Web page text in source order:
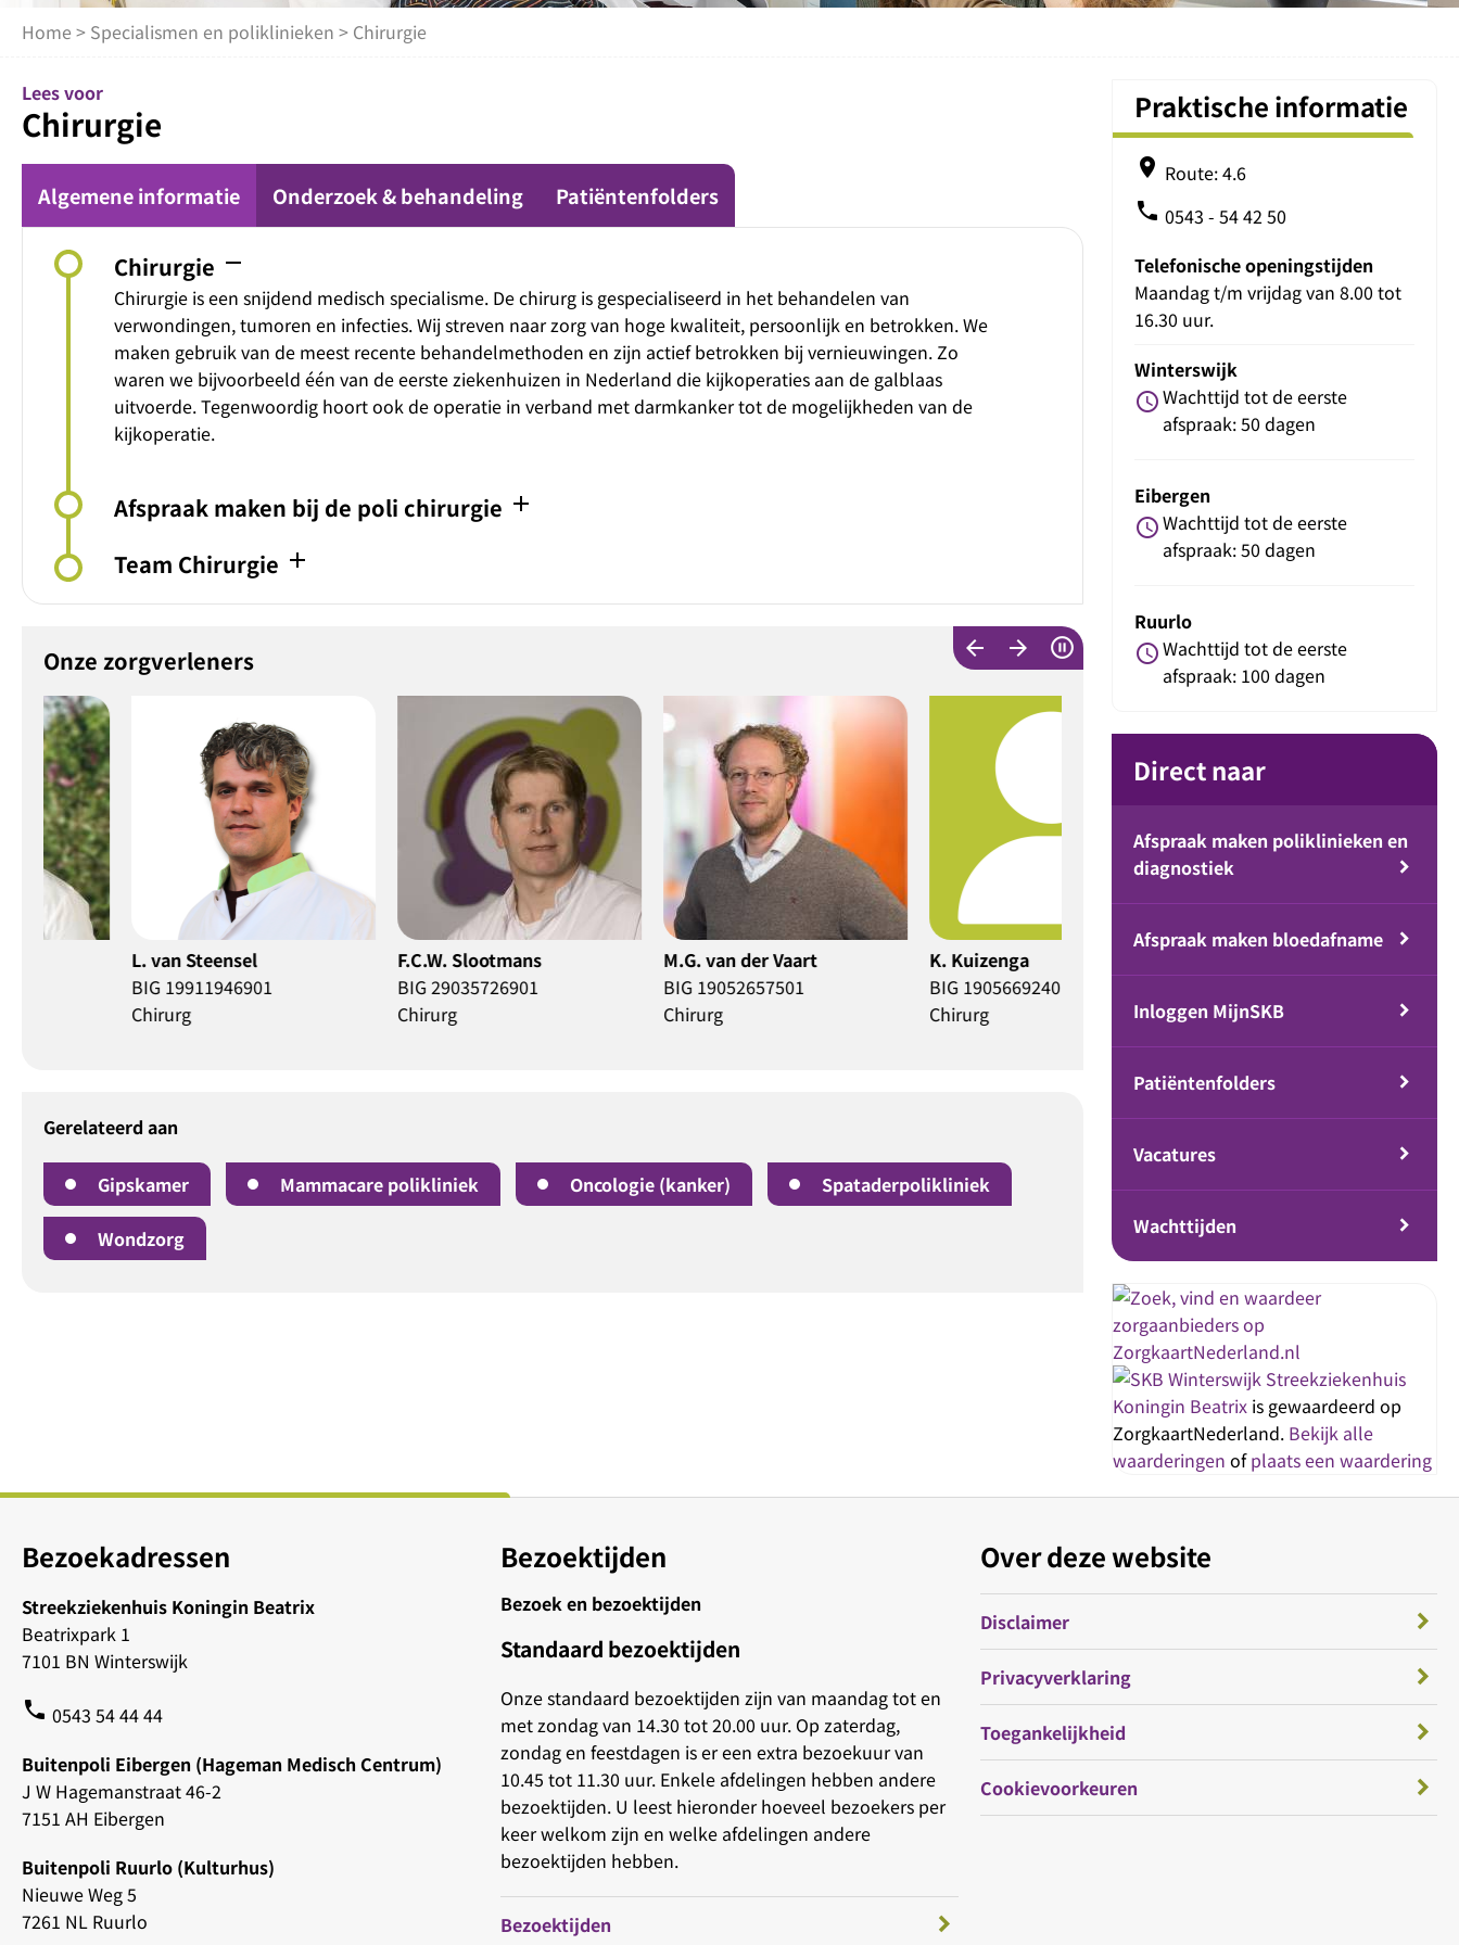
Home > Specialismen en poliklinieken > Chirurgie
Lees voor
Chirurgie
Algemene informatie Onderzoek & behandeling Patiëntenfolders
Chirurgie remove
Chirurgie is een snijdend medisch specialisme. De chirurg is gespecialiseerd in het behandelen van
verwondingen, tumoren en infecties. Wij streven naar zorg van hoge kwaliteit, persoonlijk en betrokken. We
maken gebruik van de meest recente behandelmethoden en zijn actief betrokken bij vernieuwingen. Zo
waren we bijvoorbeeld één van de eerste ziekenhuizen in Nederland die kijkoperaties aan de galblaas
uitvoerde. Tegenwoordig hoort ook de operatie in verband met darmkanker tot de mogelijkheden van de
kijkoperatie.
Afspraak maken bij de poli chirurgie add
Team Chirurgie add
arrow_back arrow_forward
Onze zorgverleners
F.C.W. Slootmans
BIG 29035726901
Chirurg
M.G. van der Vaart
BIG 19052657501
Chirurg
K. Kuizenga
BIG 19056692401
Chirurg
B. Kreis
BIG 9059150901
Chirurg
Chirurg
Gerelateerd aan
Gipskamer Mammacare polikliniek Oncologie (kanker) Spataderpolikliniek
Wondzorg
Praktische informatie
place Route: 4.6
phone 0543 - 54 42 50
Telefonische openingstijden
Maandag t/m vrijdag van 8.00 tot
16.30 uur.
Winterswijk
scheduleWachttijd tot de eerste
afspraak: 50 dagen
Eibergen
scheduleWachttijd tot de eerste
afspraak: 50 dagen
Ruurlo
scheduleWachttijd tot de eerste
afspraak: 100 dagen
Direct naar
Afspraak maken poliklinieken en
diagnostiek
Afspraak maken bloedafname
Inloggen MijnSKB
Patiëntenfolders
Vacatures
Wachttijden
Streekziekenhuis
Koningin Beatrix is gewaardeerd op
ZorgkaartNederland. Bekijk alle
waarderingen ofplaats een waardering
Bezoekadressen
Streekziekenhuis Koningin Beatrix
Beatrixpark 1
7101 BN Winterswijk
phone 0543 54 44 44
Buitenpoli Eibergen (Hageman Medisch Centrum)
J W Hagemanstraat 46-2
7151 AH Eibergen
Buitenpoli Ruurlo (Kulturhus)
Nieuwe Weg 5
7261 NL Ruurlo
Bezoektijden
Bezoek en bezoektijden
Standaard bezoektijden
Onze standaard bezoektijden zijn van maandag tot en
met zondag van 14.30 tot 20.00 uur. Op zaterdag,
zondag en feestdagen is er een extra bezoekuur van
10.45 tot 11.30 uur. Enkele afdelingen hebben andere
bezoektijden. U leest hieronder hoeveel bezoekers per
keer welkom zijn en welke afdelingen andere
bezoektijden hebben.
Bezoektijden
Over deze website
Disclaimer
Privacyverklaring
Toegankelijkheid
Cookievoorkeuren